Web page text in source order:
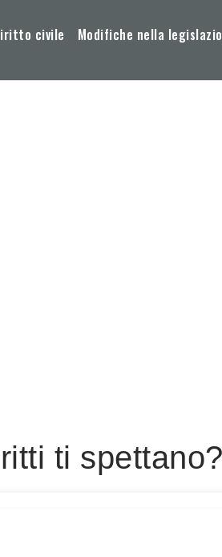
civile Modifiche nella
ti spettano?